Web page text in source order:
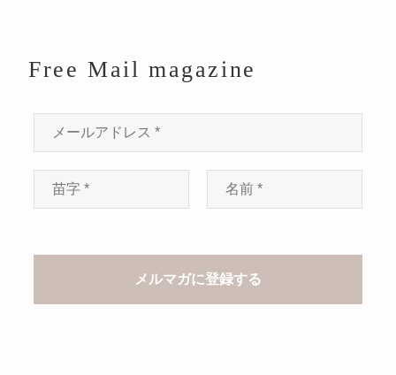
Free Mail magazine